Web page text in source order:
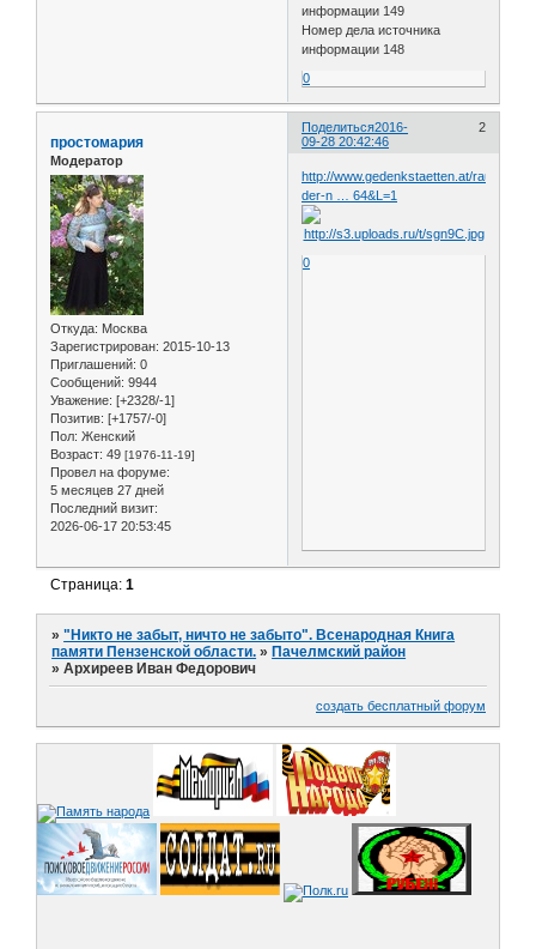
информации 149
Номер дела источника
информации 148
0
Поделиться 2
2016-
09-28 20:42:46
простомария
Модератор
Откуда: Москва
Зарегистрирован: 2015-10-13
Приглашений: 0
Сообщений: 9944
Уважение: [+2328/-1]
Позитив: [+1757/-0]
Пол: Женский
Возраст: 49 [1976-11-19]
Провел на форуме:
5 месяцев 27 дней
Последний визит:
2026-06-17 20:53:45
http://www.gedenkstaetten.at/raum-
der-n … 64&L=1
0
Страница:1
»"Никто не забыт, ничто не забыто". Всенародная Книга
памяти Пензенской области. »Пачелмский район
»Архиреев Иван Федорович
создать бесплатный форум